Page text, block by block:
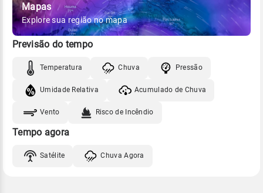
Mapas
Explore sua região no mapa
Previsão do tempo
Temperatura Chuva Pressão
Umidade Relativa Acumulado de Chuva
Vento Risco de Incêndio
Tempo agora
Satélite Chuva Agora